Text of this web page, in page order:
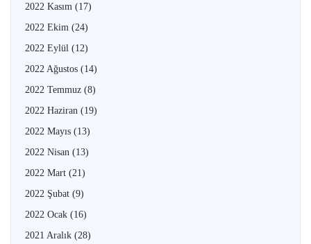
2022 Kasım (17)
2022 Ekim (24)
2022 Eylül (12)
2022 Ağustos (14)
2022 Temmuz (8)
2022 Haziran (19)
2022 Mayıs (13)
2022 Nisan (13)
2022 Mart (21)
2022 Şubat (9)
2022 Ocak (16)
2021 Aralık (28)